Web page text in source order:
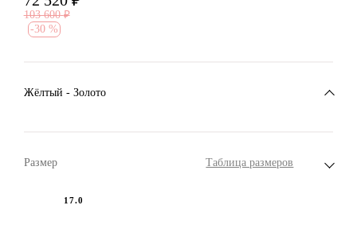
103 600 ₽
-30 %
Жёлтый - Золото
Размер Таблица размеров
17.0